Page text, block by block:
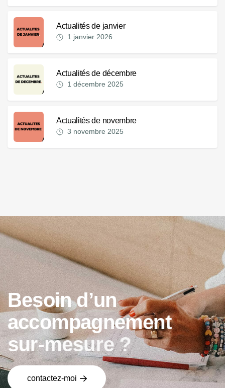
Actualités de janvier
1 janvier 2026
Actualités de décembre
1 décembre 2025
Actualités de novembre
3 novembre 2025
Besoin d’un
accompagnement
sur-mesure ?
contactez-moi